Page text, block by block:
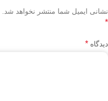
نشانی ایمیل شما منتشر نخواهد شد.
*
دیدگاه *